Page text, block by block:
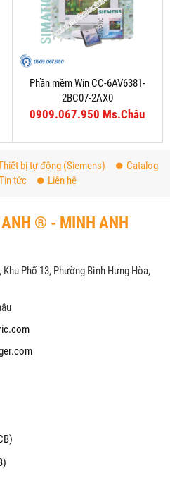
Phần mềm Win CC-6AV6381-
2BC07-2AX0
0909.067.950 Ms.Châu
bị tự động (Siemens)
Catalog
tức Liên hệ
® - MINH ANH
Phố 13, Phường Bình Hưng Hòa,